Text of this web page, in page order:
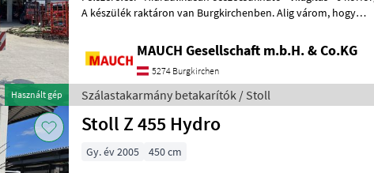
Használt gép
A készülék raktáron van Burgkirchenben. Alig várom, hogy
MAUCH Gesellschaft m.b.H. & Co.KG
5274 Burgkirchen
Szálastakarmány betakarítók / Stoll
Stoll Z 455 Hydro
Gy. év 2005 450 cm